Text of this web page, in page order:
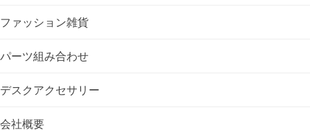
ファッション雑貨
パーツ組み合わせ
デスクアクセサリー
会社概要